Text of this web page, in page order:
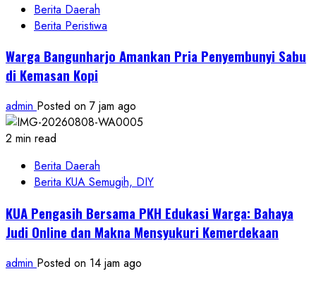
Berita Daerah
Berita Peristiwa
Warga Bangunharjo Amankan Pria Penyembunyi Sabu
di Kemasan Kopi
admin Posted on 7 jam ago
2 min read
Berita Daerah
Berita KUA Semugih, DIY
KUA Pengasih Bersama PKH Edukasi Warga: Bahaya
Judi Online dan Makna Mensyukuri Kemerdekaan
admin Posted on 14 jam ago